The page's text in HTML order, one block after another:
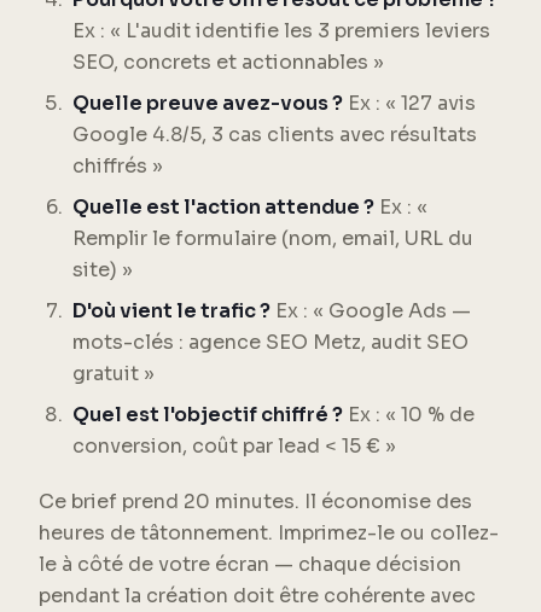
Ex : « L'audit identifie les 3 premiers leviers
SEO, concrets et actionnables »
Quelle preuve avez-vous ? Ex : « 127 avis
Google 4.8/5, 3 cas clients avec résultats
chiffrés »
Quelle est l'action attendue ? Ex : «
Remplir le formulaire (nom, email, URL du
site) »
D'où vient le trafic ? Ex : « Google Ads —
mots-clés : agence SEO Metz, audit SEO
gratuit »
Quel est l'objectif chiffré ? Ex : « 10 % de
conversion, coût par lead < 15 € »
Ce brief prend 20 minutes. Il économise des
heures de tâtonnement. Imprimez-le ou collez-
le à côté de votre écran — chaque décision
pendant la création doit être cohérente avec